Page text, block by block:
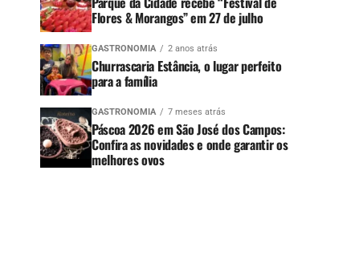
Flores & Morangos” em 27 de julho
GASTRONOMIA 2 anos atrás
Churrascaria Estância, o lugar perfeito
para a família
GASTRONOMIA 7 meses atrás
Páscoa 2026 em São José dos Campos:
Confira as novidades e onde garantir os
melhores ovos